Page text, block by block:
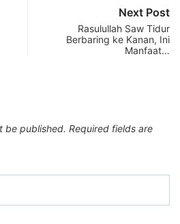
Next Post
Rasulullah Saw Tidur
Berbaring ke Kanan, Ini
Manfaat…
be published. Required fields are